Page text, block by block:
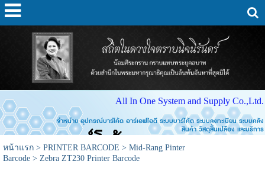
All In One System and Supply Co.,Ltd.
จำหน่าย อุปกรณ์บาร์โค้ด อาร์เอฟไอดี ระบบบาร์โค้ด ระบบลงทะเบียน ระบบคลัง
สินค้า วัสดุสิ้นเปลือง และบริการ
หน้าแรก> PRINTER BARCODE > Mid-Rang Pinter
Barcode> Zebra ZT230 Printer Barcode